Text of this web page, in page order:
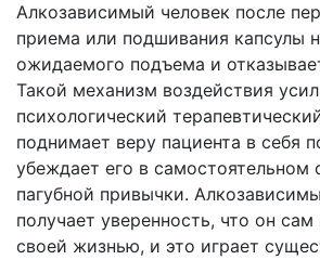
Алкозависимый человек после
приема или подшивания капсулы
ожидаемого подъема и
Такой механизм воздействия
психологический
поднимает веру пациента в себя
убеждает его в самостоятельном
пагубной привычки.
получает уверенность, что он
своей жизнью, и это играет